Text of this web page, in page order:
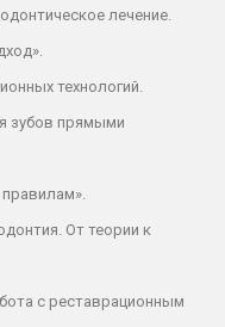
лечение.
технологий.
зубов прямыми
От теории к
с реставрационным